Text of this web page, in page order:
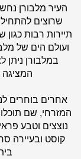
העיר מלבורן
שרוצים
תיירות רבות כגון
ועולם הים של
במלבורן ניתן
המציגה
אחרים בוחרים
המזרחי, שם
נוצצים וטבע